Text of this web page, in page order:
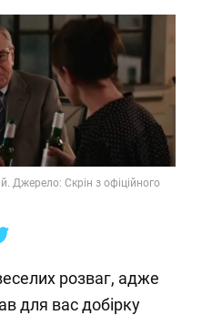
Джерело: Скрін з офіційного
розваг, адже
для вас добірку